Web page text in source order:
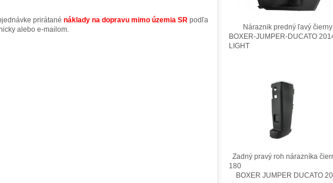
prirátané náklady na dopravu mimo územia SR podľa
alebo e-mailom.
Náraznik predný ľavý čierny
BOXER-JUMPER-DUCATO
LIGHT
Zadný pravý roh nárazníka
180
BOXER JUMPER DUCATO